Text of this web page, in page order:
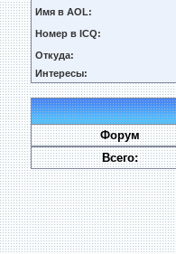
Имя в AOL:
Номер в ICQ:
Откуда:
Интересы:
Форум
Всего: